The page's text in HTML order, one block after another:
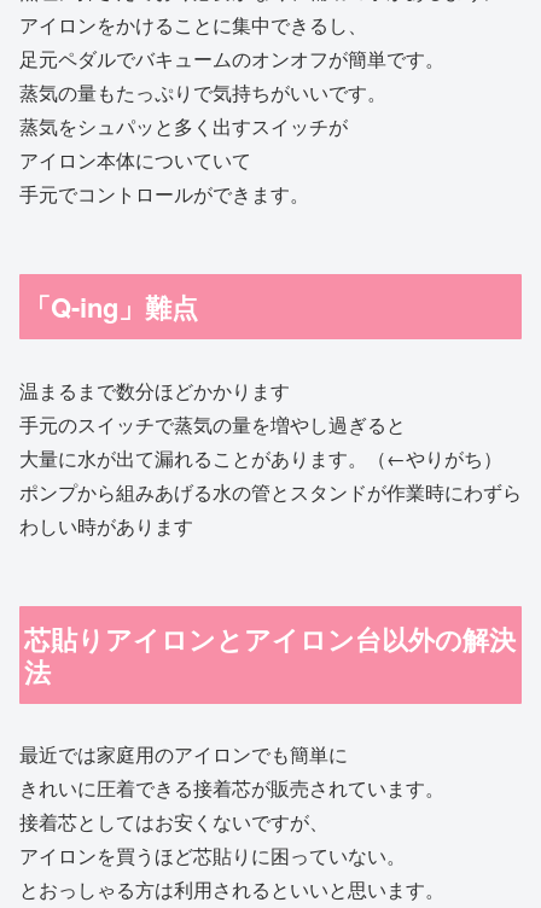
アイロンをかけることに集中できるし、
足元ペダルでバキュームのオンオフが簡単です。
蒸気の量もたっぷりで気持ちがいいです。
蒸気をシュパッと多く出すスイッチが
アイロン本体についていて
手元でコントロールができます。
「Q-ing」難点
温まるまで数分ほどかかります
手元のスイッチで蒸気の量を増やし過ぎると
大量に水が出て漏れることがあります。（←やりがち）
ポンプから組みあげる水の管とスタンドが作業時にわずら
わしい時があります
芯貼りアイロンとアイロン台以外の解決
法
最近では家庭用のアイロンでも簡単に
きれいに圧着できる接着芯が販売されています。
接着芯としてはお安くないですが、
アイロンを買うほど芯貼りに困っていない。
とおっしゃる方は利用されるといいと思います。